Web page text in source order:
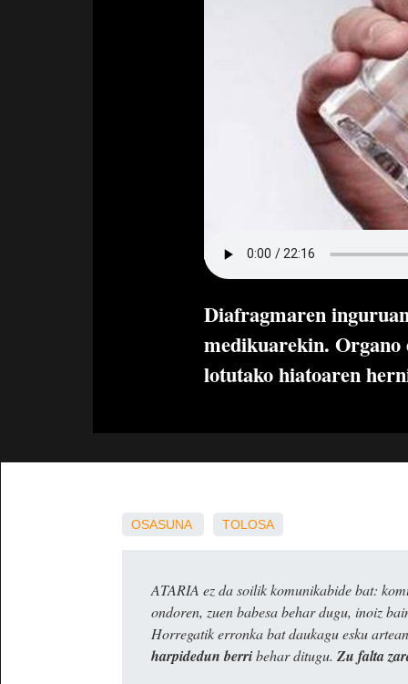
Diafragmaren
medikuarekin. Organo
lotutako hiatoaren
OSASUNA TOLOSA
ATARIA ez da soilik komunikabide bat:
ondoren, zuen babesa behar dugu, inoiz
Horregatik erronka bat daukagu esku
harpidedun berribehar ditugu. Zu falta